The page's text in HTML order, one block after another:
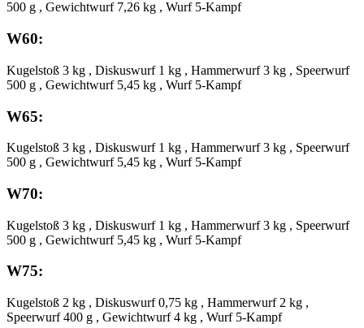
500 g , Gewichtwurf 7,26 kg , Wurf 5-Kampf
W60:
Kugelstoß 3 kg , Diskuswurf 1 kg , Hammerwurf 3 kg , Speerwurf
500 g , Gewichtwurf 5,45 kg , Wurf 5-Kampf
W65:
Kugelstoß 3 kg , Diskuswurf 1 kg , Hammerwurf 3 kg , Speerwurf
500 g , Gewichtwurf 5,45 kg , Wurf 5-Kampf
W70:
Kugelstoß 3 kg , Diskuswurf 1 kg , Hammerwurf 3 kg , Speerwurf
500 g , Gewichtwurf 5,45 kg , Wurf 5-Kampf
W75:
Kugelstoß 2 kg , Diskuswurf 0,75 kg , Hammerwurf 2 kg ,
Speerwurf 400 g , Gewichtwurf 4 kg , Wurf 5-Kampf